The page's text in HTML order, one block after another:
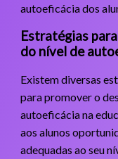
autoeficácia dos
Estratégias
do nível de
Existem diversas
para promover o
autoeficácia na
aos alunos
adequadas ao seu